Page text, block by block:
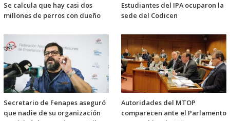
Se calcula que hay casi dos
millones de perros con dueño
Estudiantes del IPA ocuparon la
sede del Codicen
Secretario de Fenapes aseguró
que nadie de su organización
Autoridades del MTOP
comparecen ante el Parlamento